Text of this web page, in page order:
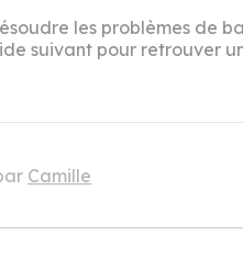
les problèmes de
suivant pour retrouver
Camille